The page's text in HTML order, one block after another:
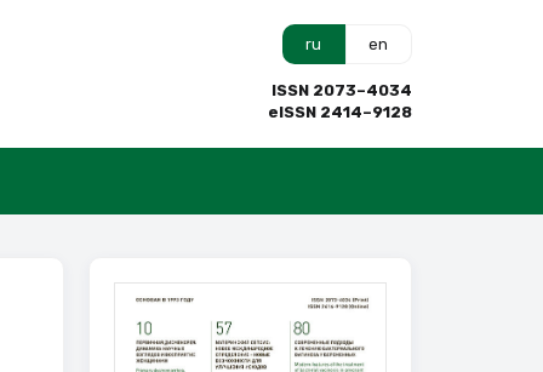
ru en
ISSN 2073–4034
eISSN 2414–9128